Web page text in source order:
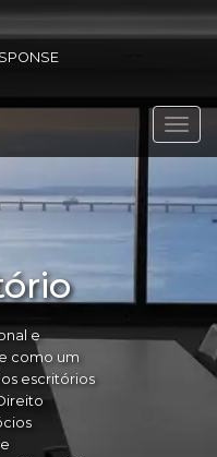
e
como um
escritórios